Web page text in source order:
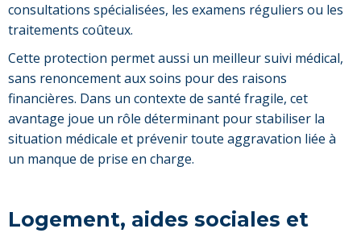
consultations spécialisées, les examens réguliers ou les
traitements coûteux.
Cette protection permet aussi un meilleur suivi médical,
sans renoncement aux soins pour des raisons
financières. Dans un contexte de santé fragile, cet
avantage joue un rôle déterminant pour stabiliser la
situation médicale et prévenir toute aggravation liée à
un manque de prise en charge.
Logement, aides sociales et